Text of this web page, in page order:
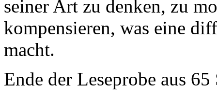
seiner Art zu denken, zu
kompensieren, was eine
macht.
Ende der Leseprobe aus